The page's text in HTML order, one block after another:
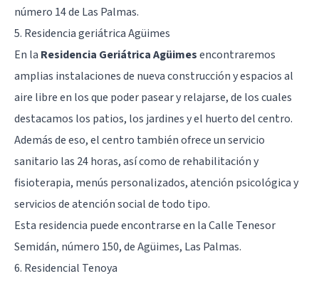
número 14 de Las Palmas.
5. Residencia geriátrica Agüimes
En la Residencia Geriátrica Agüimesencontraremos
amplias instalaciones de nueva construcción y espacios al
aire libre en los que poder pasear y relajarse, de los cuales
destacamos los patios, los jardines y el huerto del centro.
Además de eso, el centro también ofrece un servicio
sanitario las 24 horas, así como de rehabilitación y
fisioterapia, menús personalizados, atención psicológica y
servicios de atención social de todo tipo.
Esta residencia puede encontrarse en la Calle Tenesor
Semidán, número 150, de Agüimes, Las Palmas.
6. Residencial Tenoya